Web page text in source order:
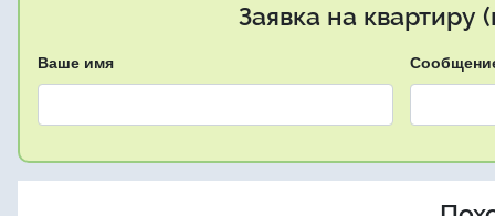
Заявка на квартиру
Ваше имя